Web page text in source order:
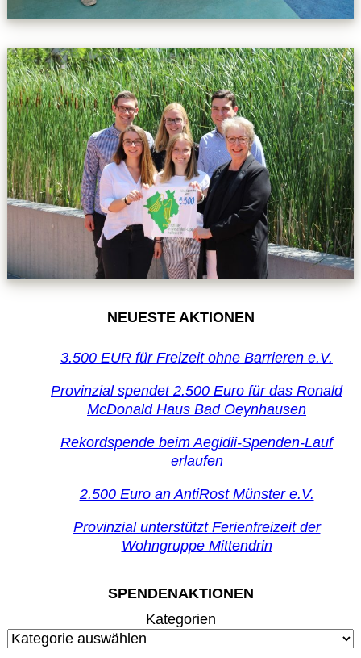
NEUESTE AKTIONEN
3.500 EUR für Freizeit ohne Barrieren e.V.
Provinzial spendet 2.500 Euro für das Ronald
McDonald Haus Bad Oeynhausen
Rekordspende beim Aegidii-Spenden-Lauf
erlaufen
2.500 Euro an AntiRost Münster e.V.
Provinzial unterstützt Ferienfreizeit der
Wohngruppe Mittendrin
SPENDENAKTIONEN
Kategorien